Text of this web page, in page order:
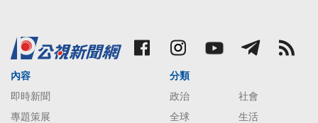
內容
即時新聞
專題策展
分類
政治
社會
全球
生活